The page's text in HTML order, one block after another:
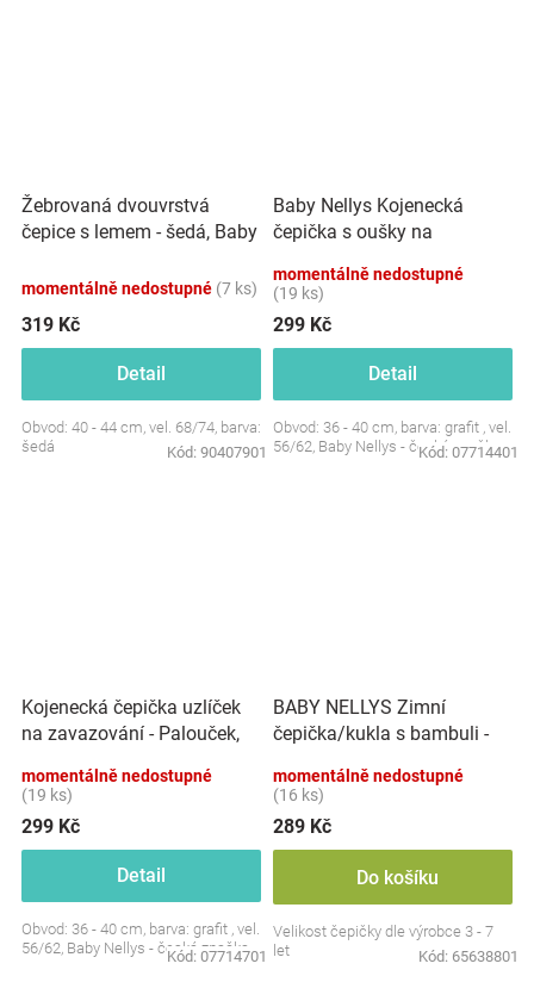
Žebrovaná dvouvrstvá
čepice s lemem - šedá, Baby
momentálně nedostupné (7 ks)
319 Kč
Detail
Obvod: 40 - 44 cm, vel. 68/74, barva:
šedá
Kód: 90407901
Baby Nellys Kojenecká
čepička s oušky na
grafit
momentálně nedostupné
(19 ks)
299 Kč
Detail
Obvod: 36 - 40 cm, barva: grafit , vel.
56/62, Baby Nellys - česká značka
Kód: 07714401
Kojenecká čepička uzlíček
na zavazování - Palouček,
momentálně nedostupné
(19 ks)
299 Kč
Detail
Obvod: 36 - 40 cm, barva: grafit , vel.
56/62, Baby Nellys - česká značka
Kód: 07714701
BABY NELLYS Zimní
čepička/kukla s bambuli -
momentálně nedostupné
(16 ks)
289 Kč
Do košíku
Velikost čepičky dle výrobce 3 - 7
let
Kód: 65638801